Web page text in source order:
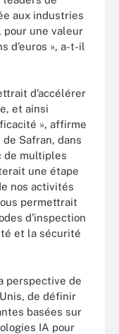
aux industries
pour une valeur
d’euros », a-t-il
d’accélérer
et ainsi
», affirme
Safran, dans
de multiples
une étape
nos activités
permettrait
d’inspection
et la sécurité
perspective de
de définir
basées sur
IA pour